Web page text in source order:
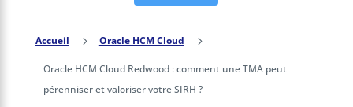
Accueil 5 Oracle HCM Cloud 5
Oracle HCM Cloud Redwood : comment une TMA peut
pérenniser et valoriser votre SIRH ?